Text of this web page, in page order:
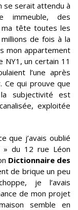
se serait attendu à
immeuble, des
ma tête toutes les
de fois à la
mon appartement
NY1, un certain 11
l’une après
Ce qui prouve que
subjectivité est
exploitée
que j’avais oublié
du 12 rue Léon
Dictionnaire des
de brique un peu
je l’avais
de mon projet
semble en